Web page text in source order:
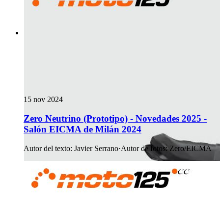
15 nov 2024
Zero Neutrino (Prototipo) - Novedades 2025 -
Salón EICMA de Milán 2024
Autor del texto: Javier Serrano·Autor de fotos: Zero/EICMA